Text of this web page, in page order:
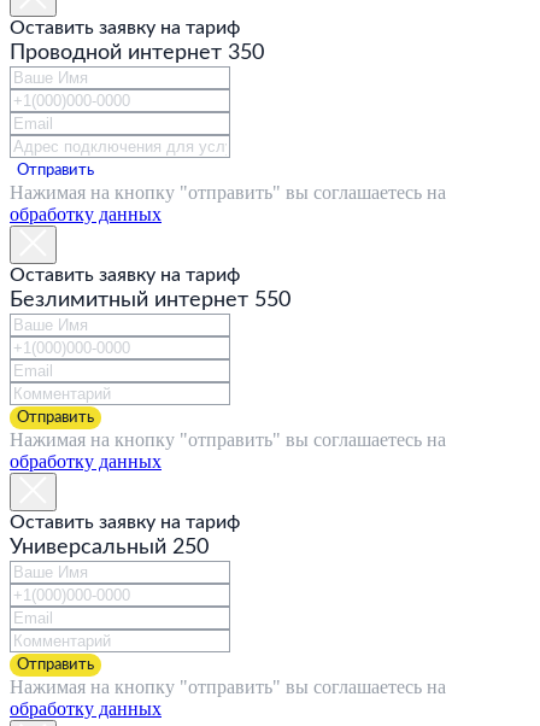
ГЛАВНАЯ
О КОМПАНИИ
ПРОЕКТЫ
БОНУСНЫЕ ПРОГРАММЫ
НОВОСТИ
ВАКАНСИИ
КОНТАКТЫ
Оставить заявку на тариф
Проводной интернет 350
Отправить
Нажимая на кнопку "отправить" вы соглашаетесь на
обработку данных
Оставить заявку на тариф
Безлимитный интернет 550
Отправить
Нажимая на кнопку "отправить" вы соглашаетесь на
обработку данных
Оставить заявку на тариф
Универсальный 250
Отправить
Нажимая на кнопку "отправить" вы соглашаетесь на
обработку данных